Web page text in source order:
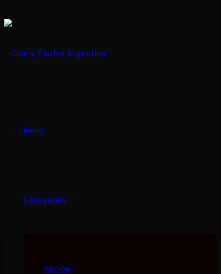
Inicio
Categorias
Acción